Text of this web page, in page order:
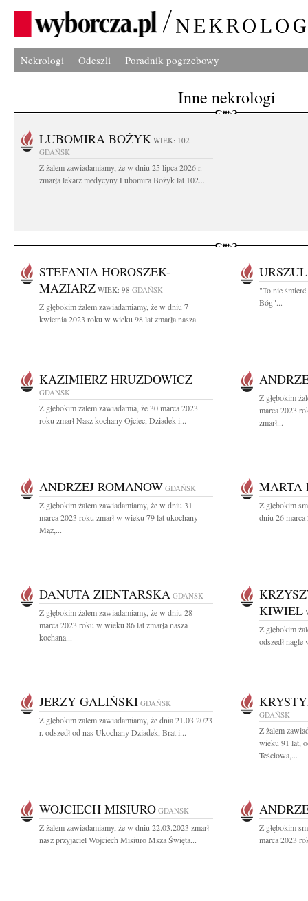
Nekrologi Odeszli Poradnik pogrzebowy
Inne nekrologi
LUBOMIRA BOŻYK WIEK: 102
GDAŃSK
Z żalem zawiadamiamy, że w dniu 25 lipca 2026 r.
zmarła lekarz medycyny Lubomira Bożyk lat 102...
STEFANIA HOROSZEK-
MAZIARZ WIEK: 98 GDAŃSK
Z głębokim żalem zawiadamiamy, że w dniu 7
kwietnia 2023 roku w wieku 98 lat zmarła nasza...
"To nie
Bóg"...
KAZIMIERZ HRUZDOWICZ
GDAŃSK
Z głebokim żalem zawiadamia, że 30 marca 2023
roku zmarł Nasz kochany Ojciec, Dziadek i...
Z głębokim
marca 2023
zmarł...
ANDRZEJ ROMANOW GDAŃSK
Z głębokim żalem zawiadamiamy, że w dniu 31
marca 2023 roku zmarł w wieku 79 lat ukochany
Mąż,...
MARTA
Z głębokim
dniu 26 marca
DANUTA ZIENTARSKA GDAŃSK
Z głębokim żalem zawiadamiamy, że w dniu 28
marca 2023 roku w wieku 86 lat zmarła nasza
kochana...
KIWIEL
Z głębokim
odszedł
JERZY GALIŃSKI GDAŃSK
Z głębokim żalem zawiadamiamy, że dnia 21.03.2023
r. odszedł od nas Ukochany Dziadek, Brat i...
GDAŃSK
Z żalem
wieku 91 lat,
Teściowa,...
WOJCIECH MISIURO GDAŃSK
Z żalem zawiadamiamy, że w dniu 22.03.2023 zmarł
nasz przyjaciel Wojciech Misiuro Msza Święta...
Z głębokim
marca 2023